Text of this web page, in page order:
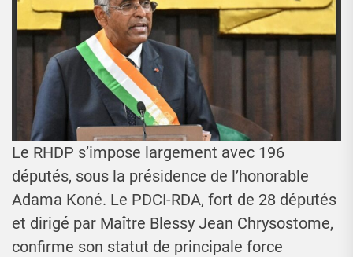
Le RHDP s’impose largement avec 196
députés, sous la présidence de l’honorable
Adama Koné. Le PDCI-RDA, fort de 28 députés
et dirigé par Maître Blessy Jean Chrysostome,
confirme son statut de principale force